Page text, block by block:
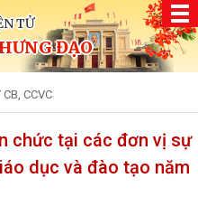
TỬ
ĐẠO
CCVC
chức tại các đơn vị sự
dục và đào tạo năm